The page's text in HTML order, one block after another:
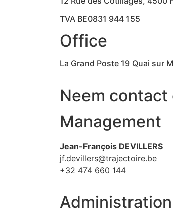
TVA BE0831 944 155
Office
La Grand Poste 19 Quai sur
Neem contact
Management
Jean-François DEVILLERS
jf.devillers@trajectoire.be
+32 474 660 144
Administration